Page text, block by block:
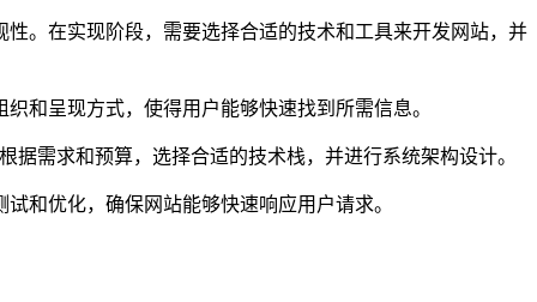
。在实现阶段，需要选择合适的技术和工具来开发网站，并
和呈现方式，使得用户能够快速找到所需信息。
据需求和预算，选择合适的技术栈，并进行系统架构设计。
和优化，确保网站能够快速响应用户请求。